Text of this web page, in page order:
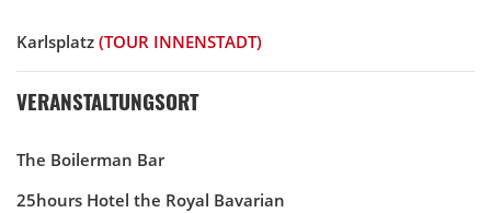
Karlsplatz (TOUR INNENSTADT)
VERANSTALTUNGSORT
The Boilerman Bar
25hours Hotel the Royal Bavarian